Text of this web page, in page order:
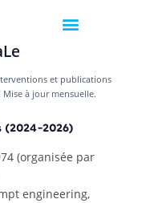
et publications
à jour mensuelle.
(2024-2026)
(organisée par
engineering,